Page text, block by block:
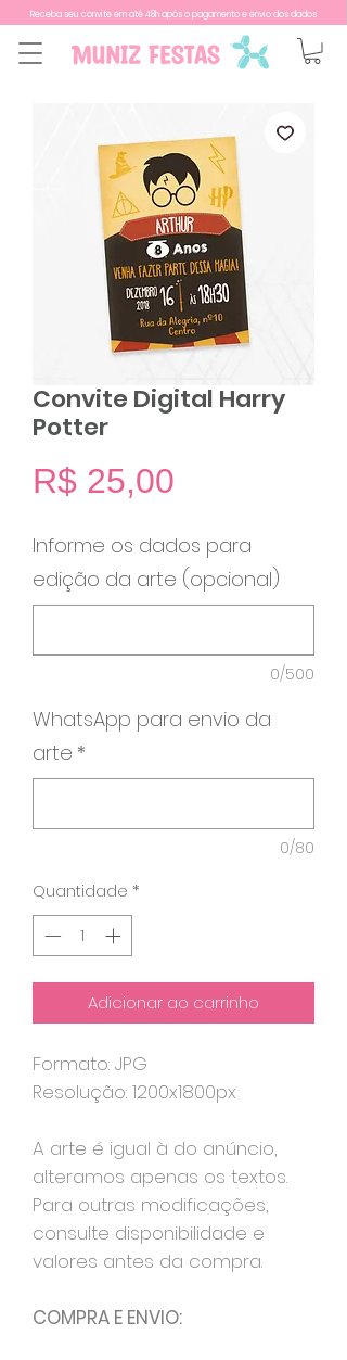
Receba seu convite em até 48h após o pagamento e envio dos dados
Convite Digital Harry
Potter
R$ 25,00
Informe os dados para
edição da arte (opcional)
0/500
WhatsApp para envio da
arte *
0/80
Quantidade *
Adicionar ao carrinho
Formato: JPG
Resolução: 1200x1800px
A arte é igual à do anúncio,
alteramos apenas os textos.
Para outras modificações,
consulte disponibilidade e
valores antes da compra.
COMPRA E ENVIO: